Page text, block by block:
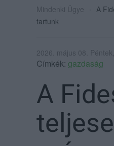
Mindenki Ügye
A
tartunk
2026. május 08.
Címkék: gazdaság
A